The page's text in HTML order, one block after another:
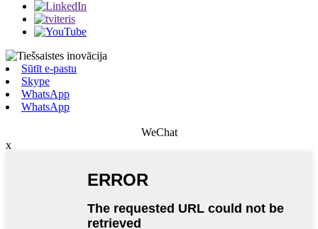
Sūtīt e-pastu
Skype
WhatsApp
WhatsApp
WeChat
x